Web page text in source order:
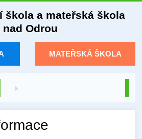
škola a mateřská škola
nad Odrou
MATEŘSKÁ ŠKOLA